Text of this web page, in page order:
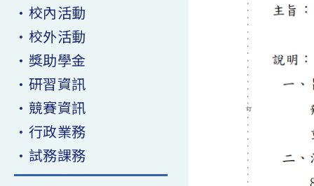
•校內活動
•校外活動
•獎助學金
•研習資訊
•競賽資訊
•行政業務
•試務課務